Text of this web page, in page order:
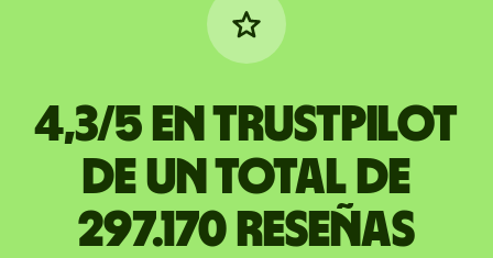
4,3/5 en Trustpilot
de un total de
297.170 reseñas